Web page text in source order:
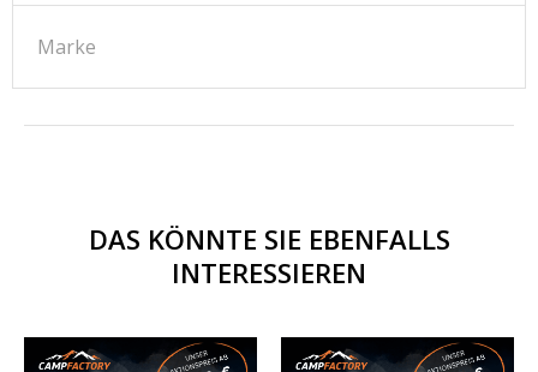
Marke
DAS KÖNNTE SIE EBENFALLS
INTERESSIEREN